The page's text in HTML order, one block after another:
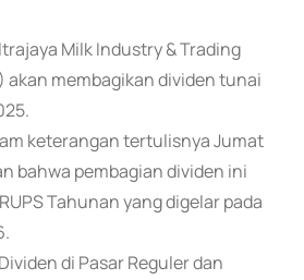
Milk Industry & Trading
akan membagikan dividen tunai
keterangan tertulisnya Jumat
bahwa pembagian dividen ini
Tahunan yang digelar pada
di Pasar Reguler dan